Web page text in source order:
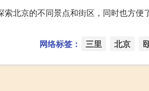
北京的不同景点和街区，同时也方便
网络标签： 三里 北京